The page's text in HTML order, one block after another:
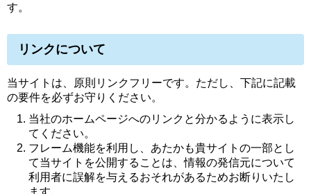
す。
リンクについて
当サイトは、原則リンクフリーです。ただし、下記に記載
の要件を必ずお守りください。
当社のホームページへのリンクと分かるように表示し
てください。
フレーム機能を利用し、あたかも貴サイトの一部とし
て当サイトを公開することは、情報の発信元について
利用者に誤解を与えるおそれがあるためお断りいたし
ます。